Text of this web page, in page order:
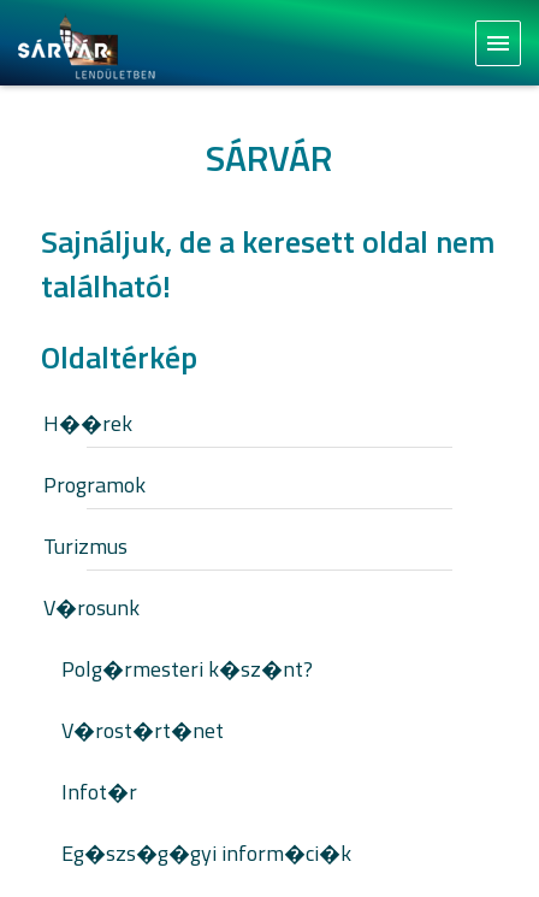
menu
SÁRVÁR
Sajnáljuk, de a keresett oldal nem
található!
Oldaltérkép
H��rek
Programok
Turizmus
V�rosunk
Polg�rmesteri k�sz�nt?
V�rost�rt�net
Infot�r
Eg�szs�g�gyi inform�ci�k